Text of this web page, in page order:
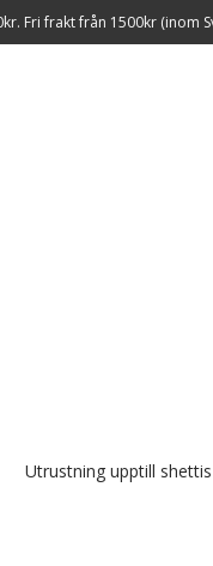
Fri frakt från 1500kr (inom
Utrustning upptill